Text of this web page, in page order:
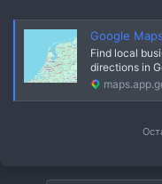
Google Maps
Find local
directions in